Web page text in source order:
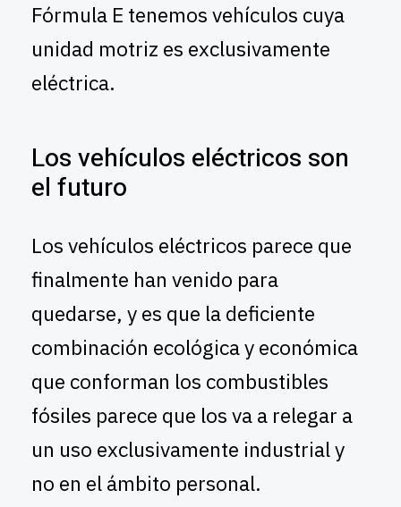
Fórmula E tenemos vehículos cuya
unidad motriz es exclusivamente
eléctrica.
Los vehículos eléctricos son
el futuro
Los vehículos eléctricos parece que
finalmente han venido para
quedarse, y es que la deficiente
combinación ecológica y económica
que conforman los combustibles
fósiles parece que los va a relegar a
un uso exclusivamente industrial y
no en el ámbito personal.